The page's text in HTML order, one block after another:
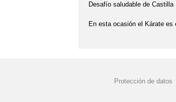
Desafío saludable de
En esta ocasión el Kárate es
Protección de datos